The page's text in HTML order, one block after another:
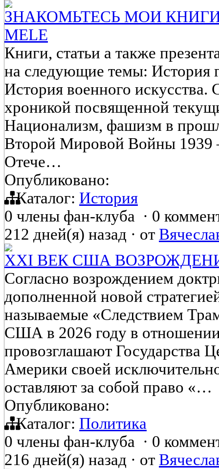
ЗНАКОМЬТЕСЬ МОИ КНИГИ.
MELE
Книги, статьи а также
на следующие темы: История
История военного
хроникой посвященной
Национализм, фашизм в
Второй Мировой Войны 1939
Отече…
Опубликовано:
Каталог: История
0 члены фан-клуба · 0
212 дней(я) назад · от
XXI ВЕК США
Согласно возрождением
дополненной новой
называемые «Следствием
США в 2026 году в
провозглашают Государства
Америки своей
оставляют за собой право «…
Опубликовано:
Каталог: Политика
0 члены фан-клуба · 0
216 дней(я) назад · от